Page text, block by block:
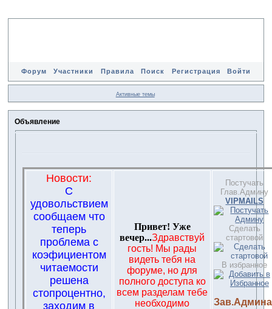
Форум Участники Правила Поиск Регистрация Войти
Активные темы
Объявление
Новости:
С
удовольствием
сообщаем что
теперь
проблема с
коэфициентом
читаемости
решена
стопроцентно,
заходим в
Привет! Уже
вечер...Здравствуй
гость! Мы рады
видеть тебя на
форуме, но для
полного доступа ко
всем разделам тебе
необходимо
Постучать
Глав.Админу
VIPMAILS
Сделать
стартовой
В избранное